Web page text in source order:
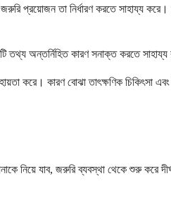
প্রয়োজন তা নির্ধারণ করতে সাহায্য করে।
তথ্য অন্তর্নিহিত কারণ সনাক্ত করতে সাহায্য
করে। কারণ বোঝা তাৎক্ষণিক চিকিৎসা এবং
নিয়ে যাব, জরুরি ব্যবস্থা থেকে শুরু করে